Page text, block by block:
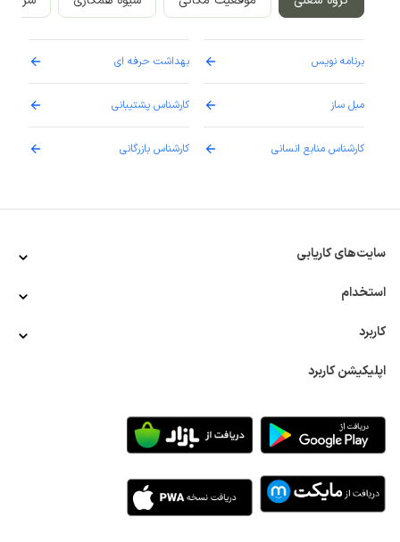
برنامه نویس
مبل ساز
کارشناس منابع انسانی
بهداشت حرفه ای
کارشناس پشتیبانی
کارشناس بازرگانی
سایت‌های کاریابی
استخدام
کاربرد
اپلیکیشن کاربرد